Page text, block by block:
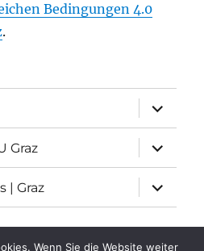
Bedingungen 4.0
.
öffnen
Graz
öffnen
| Graz
öffnen
Wenn Sie die Website weiter